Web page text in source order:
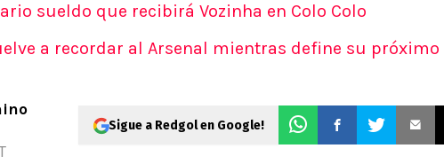
sueldo que recibirá Vozinha en Colo Colo
a recordar al Arsenal mientras define su próximo
Sigue a Redgol en Google!